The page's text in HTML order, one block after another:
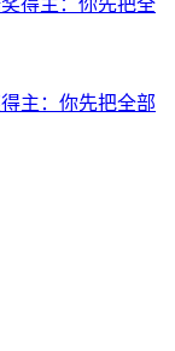
主：你先把全部